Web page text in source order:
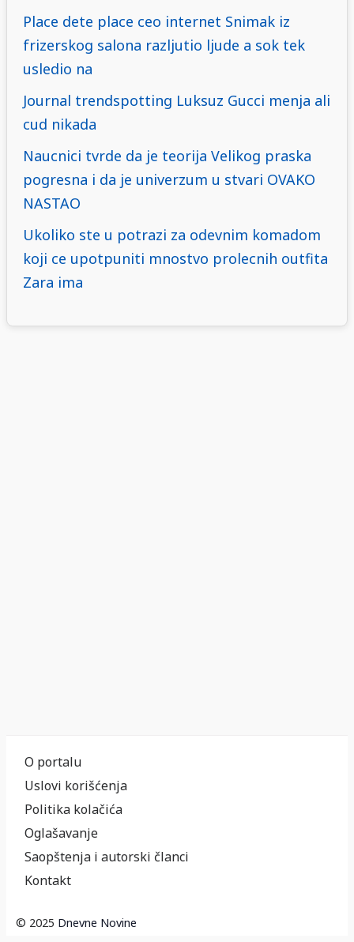
Place dete place ceo internet Snimak iz
frizerskog salona razljutio ljude a sok tek
usledio na
Journal trendspotting Luksuz Gucci menja ali
cud nikada
Naucnici tvrde da je teorija Velikog praska
pogresna i da je univerzum u stvari OVAKO
NASTAO
Ukoliko ste u potrazi za odevnim komadom
koji ce upotpuniti mnostvo prolecnih outfita
Zara ima
O portalu
Uslovi korišćenja
Politika kolačića
Oglašavanje
Saopštenja i autorski članci
Kontakt
© 2025 Dnevne Novine